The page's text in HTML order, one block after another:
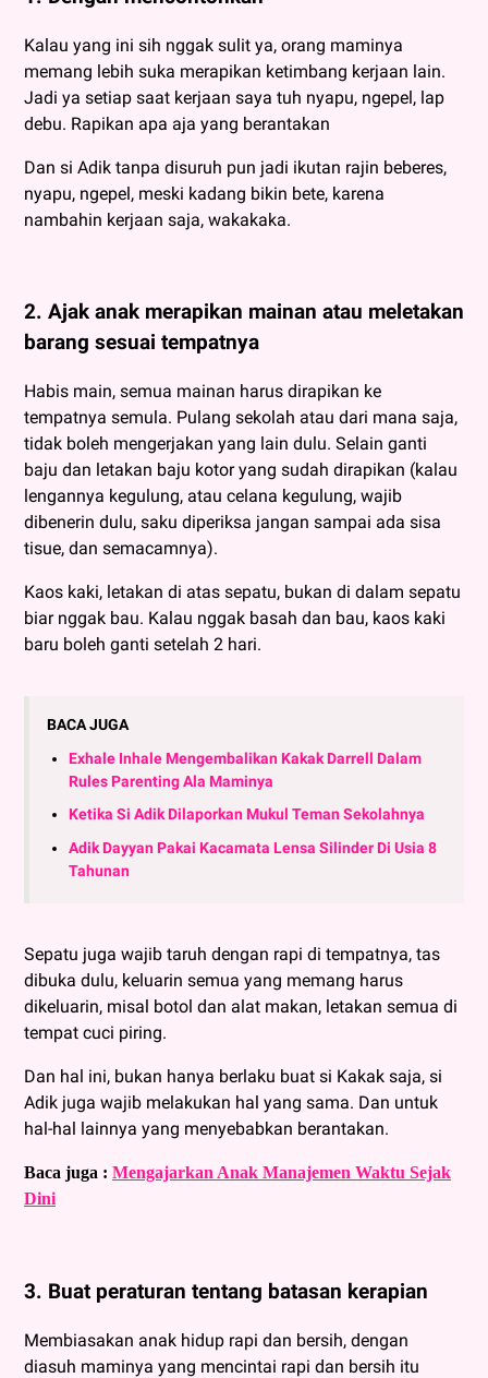
Kalau yang ini sih nggak sulit ya, orang maminya
memang lebih suka merapikan ketimbang kerjaan lain.
Jadi ya setiap saat kerjaan saya tuh nyapu, ngepel, lap
debu. Rapikan apa aja yang berantakan
Dan si Adik tanpa disuruh pun jadi ikutan rajin beberes,
nyapu, ngepel, meski kadang bikin bete, karena
nambahin kerjaan saja, wakakaka.
2. Ajak anak merapikan mainan atau meletakan
barang sesuai tempatnya
Habis main, semua mainan harus dirapikan ke
tempatnya semula. Pulang sekolah atau dari mana saja,
tidak boleh mengerjakan yang lain dulu. Selain ganti
baju dan letakan baju kotor yang sudah dirapikan (kalau
lengannya kegulung, atau celana kegulung, wajib
dibenerin dulu, saku diperiksa jangan sampai ada sisa
tisue, dan semacamnya).
Kaos kaki, letakan di atas sepatu, bukan di dalam sepatu
biar nggak bau. Kalau nggak basah dan bau, kaos kaki
baru boleh ganti setelah 2 hari.
BACA JUGA
Exhale Inhale Mengembalikan Kakak Darrell Dalam
Rules Parenting Ala Maminya
Ketika Si Adik Dilaporkan Mukul Teman Sekolahnya
Adik Dayyan Pakai Kacamata Lensa Silinder Di Usia 8
Tahunan
Sepatu juga wajib taruh dengan rapi di tempatnya, tas
dibuka dulu, keluarin semua yang memang harus
dikeluarin, misal botol dan alat makan, letakan semua di
tempat cuci piring.
Dan hal ini, bukan hanya berlaku buat si Kakak saja, si
Adik juga wajib melakukan hal yang sama. Dan untuk
hal-hal lainnya yang menyebabkan berantakan.
Baca juga : Mengajarkan Anak Manajemen Waktu Sejak
Dini
3. Buat peraturan tentang batasan kerapian
Membiasakan anak hidup rapi dan bersih, dengan
diasuh maminya yang mencintai rapi dan bersih itu